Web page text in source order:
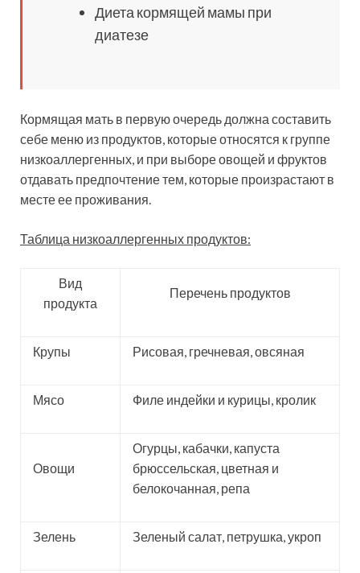
Диета кормящей мамы при
диатезе
Кормящая мать в первую очередь должна составить
себе меню из продуктов, которые относятся к группе
низкоаллергенных, и при выборе овощей и фруктов
отдавать предпочтение тем, которые произрастают в
месте ее проживания.
Таблица низкоаллергенных продуктов:
Вид
продукта
Перечень продуктов
Крупы Рисовая, гречневая, овсяная
Мясо Филе индейки и курицы, кролик
Овощи
Огурцы, кабачки, капуста
брюссельская, цветная и
белокочанная, репа
Зелень Зеленый салат, петрушка, укроп